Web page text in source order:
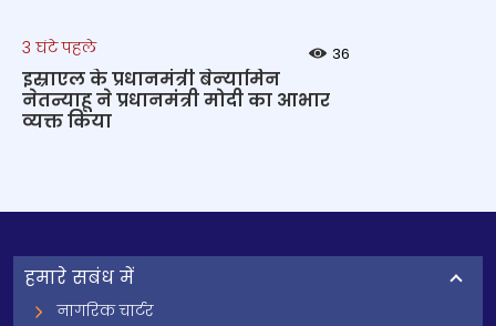
3 घंटे पहले 36
इस्राएल के प्रधानमंत्री बेन्‍यामिन
नेतन्याहू ने प्रधानमंत्री मोदी का आभार
व्यक्त किया
हमारे सबंध में
नागरिक चार्टर